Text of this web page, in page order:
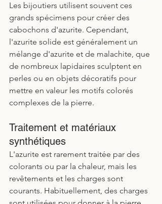
Les bijoutiers utilisent souvent ces
grands spécimens pour créer des
cabochons d'azurite. Cependant,
l'azurite solide est généralement un
mélange d'azurite et de malachite, que
de nombreux lapidaires sculptent en
perles ou en objets décoratifs pour
mettre en valeur les motifs colorés
complexes de la pierre.
Traitement et matériaux
synthétiques
L'azurite est rarement traitée par des
colorants ou par la chaleur, mais les
revêtements et les charges sont
courants. Habituellement, des charges